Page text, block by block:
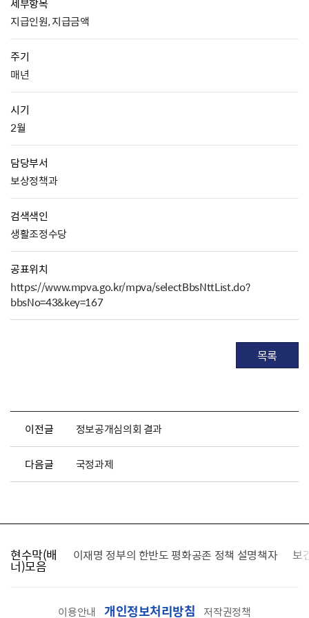
세부항목
지급인원, 지급금액
주기
매년
시기
2월
담당부서
보상정책과
검색색인
생활조정수당
공표위치
https://www.mpva.go.kr/mpva/selectBbsNttList.do?
bbsNo=43&key=167
목록
이전글 정보공개심의회 결과
다음글 국정과제
현수막(배
너)모음
찾습니다 이재명 정부의 한반도 평화공존 정책 설명책자 보
이용안내 개인정보처리방침 저작권정책